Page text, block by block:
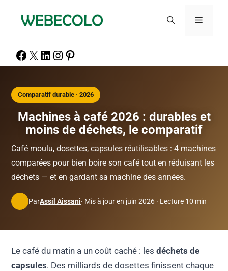
Comparatif durable · 2026
Machines à café 2026 : durables et
moins de déchets, le comparatif
Café moulu, dosettes, capsules réutilisables : 4 machines
comparées pour bien boire son café tout en réduisant les
déchets — et en gardant sa machine des années.
ParAssil Aissani· Mis à jour en juin 2026 · Lecture 10 min
Le café du matin a un coût caché : lesdéchets de
capsules. Des milliards de dosettes finissent chaque